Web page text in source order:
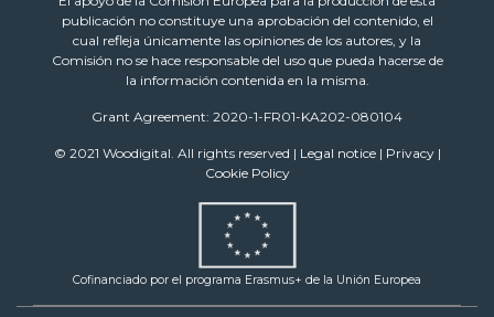
publicación no constituye una aprobación del contenido, el
cual refleja únicamente las opiniones de los autores, y la
Comisión no se hace responsable del uso que pueda hacerse de
la información contenida en la misma.
Grant Agreement: 2020-1-FR01-KA202-080104
© 2021 Woodigital. All rights reserved | Legal notice| Privacy|
Cookie Policy
Cofinanciado por el programa Erasmus+ de la Unión Europea